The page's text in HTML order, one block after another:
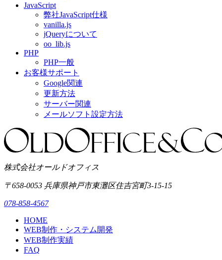
JavaScript
弊社JavaScript仕様
vanilla.js
jQueryについて
oo_lib.js
PHP
PHP一般
お客様サポート
Google関連
更新方法
サーバー関連
メールソフト設定方法
株式会社オールドオフィス
〒658-0053 兵庫県神戸市東灘区住吉宮町3-15-15
078-858-4567
HOME
WEB制作・システム開発
WEB制作実績
FAQ